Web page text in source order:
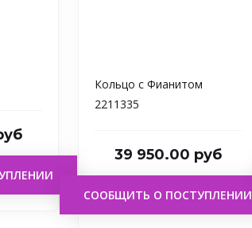
Кольцо с Фианитом
2211335
39 950.00 руб
СООБЩИТЬ О ПОСТУПЛЕНИИ